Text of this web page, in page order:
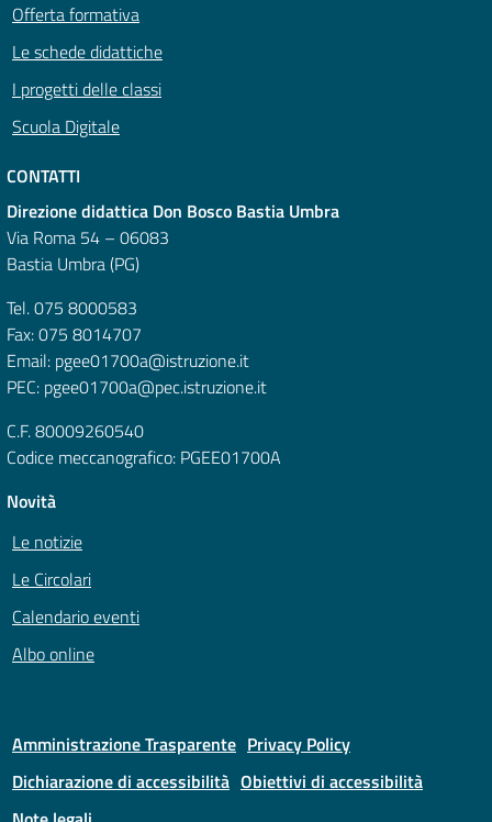
Offerta formativa
Le schede didattiche
I progetti delle classi
Scuola Digitale
CONTATTI
Direzione didattica Don Bosco Bastia Umbra
Via Roma 54 – 06083
Bastia Umbra (PG)
Tel. 075 8000583
Fax: 075 8014707
Email: pgee01700a@istruzione.it
PEC: pgee01700a@pec.istruzione.it
C.F. 80009260540
Codice meccanografico: PGEE01700A
Novità
Le notizie
Le Circolari
Calendario eventi
Albo online
Amministrazione Trasparente Privacy Policy
Dichiarazione di accessibilità Obiettivi di accessibilità